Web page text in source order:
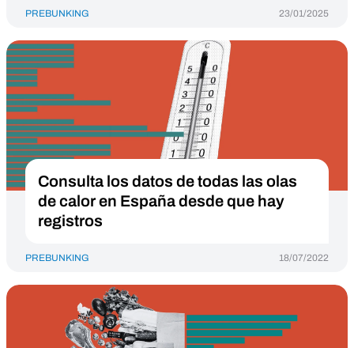
PREBUNKING 23/01/2025
Consulta los datos de todas las olas
de calor en España desde que hay
registros
PREBUNKING 18/07/2022